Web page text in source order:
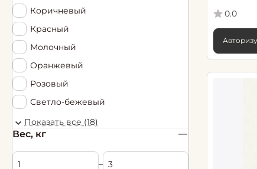
0.0
Коричневый
Красный
Молочный
Оранжевый
Розовый
Светло-бежевый
Светло-серый
Серо-бежевый
Показать все (18)
Вес, кг
–